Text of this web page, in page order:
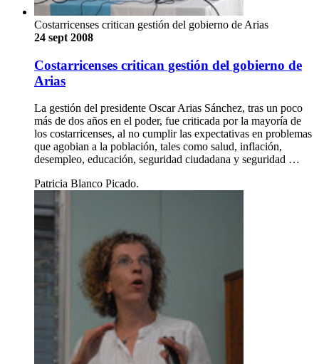
Costarricenses critican gestión del gobierno de Arias
24 sept 2008
Costarricenses critican gestión del gobierno de
Arias
La gestión del presidente Oscar Arias Sánchez, tras un poco
más de dos años en el poder, fue criticada por la mayoría de
los costarricenses, al no cumplir las expectativas en problemas
que agobian a la población, tales como salud, inflación,
desempleo, educación, seguridad ciudadana y seguridad …
Patricia Blanco Picado.